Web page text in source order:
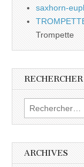
saxhorn-
Trompette
Rechercher :
ARCHIVES